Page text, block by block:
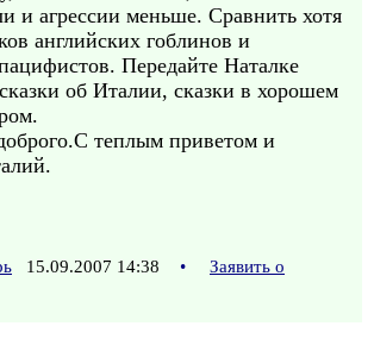
и агрессии меньше. Сравнить хотя
английских гоблинов и
Передайте Наталке
об Италии, сказки в хорошем
теплым приветом и
15.09.2007 14:38 •
Заявить о